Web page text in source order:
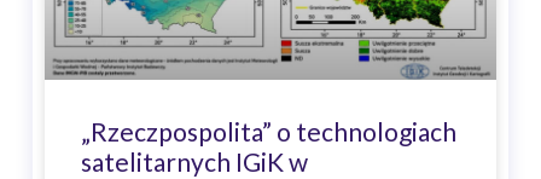
„Rzeczpospolita” o technologiach
satelitarnych IGiK w